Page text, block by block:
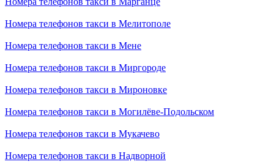
Номера телефонов такси в Мелитополе
Номера телефонов такси в Мене
Номера телефонов такси в Миргороде
Номера телефонов такси в Мироновке
Номера телефонов такси в Могилёве-Подольском
Номера телефонов такси в Мукачево
Номера телефонов такси в Надворной